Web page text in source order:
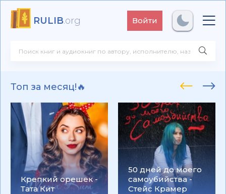
RULIB.org Войти
Топ за месяц!🔥
Крепкий орешек -
Тата Кит
50 дней до моего
самоубийства -
Стейс Крамер